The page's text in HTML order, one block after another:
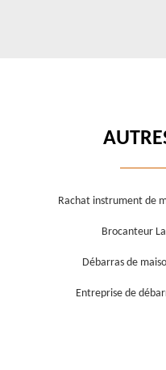
Rachat instrument de
Brocanteur
Débarras de
Entreprise de